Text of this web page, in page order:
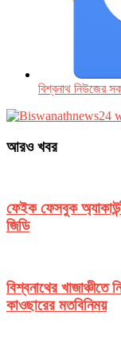
বিশ্বনাথ নিউজের
আরও খবর
ফেইক ফেসবুক
জিডি
বিশ্বনাথের খাজাঞ্চীতে
কাওছারের মতবিনিময়